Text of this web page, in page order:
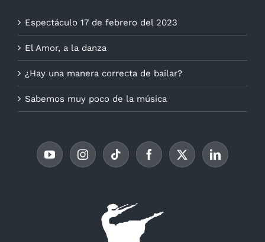
Espectáculo 17 de febrero del 2023
El Amor, a la danza
¿Hay una manera correcta de bailar?
Sabemos muy poco de la música